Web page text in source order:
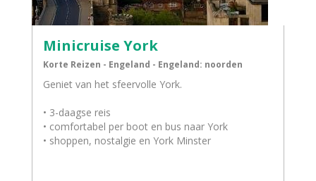
Minicruise York
Korte Reizen - Engeland - Engeland: noorden
Geniet van het sfeervolle York.
• 3-daagse reis
• comfortabel per boot en bus naar York
• shoppen, nostalgie en York Minster